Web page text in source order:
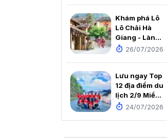
tầm mắt
Khám phá Lô
Lô Chải Hà
Giang - Làng
du lịch tốt
26/07/2026
Lưu ngay Top
12 địa điểm du
lịch 2/9 Miền
Bắc không
24/07/2026